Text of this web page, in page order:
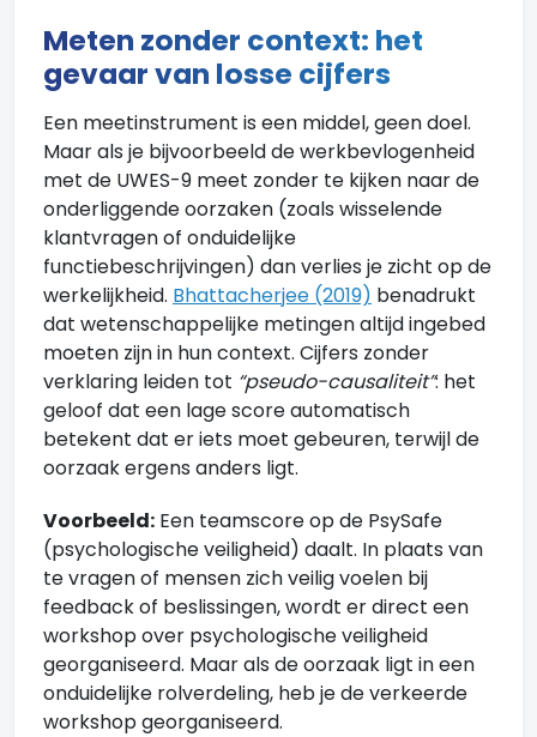
Meten zonder context: het
gevaar van losse cijfers
Een meetinstrument is een middel, geen doel.
Maar als je bijvoorbeeld de werkbevlogenheid
met de UWES-9 meet zonder te kijken naar de
onderliggende oorzaken (zoals wisselende
klantvragen of onduidelijke
functiebeschrijvingen) dan verlies je zicht op de
werkelijkheid. Bhattacherjee (2019) benadrukt
dat wetenschappelijke metingen altijd ingebed
moeten zijn in hun context. Cijfers zonder
verklaring leiden tot “pseudo-causaliteit”: het
geloof dat een lage score automatisch
betekent dat er iets moet gebeuren, terwijl de
oorzaak ergens anders ligt.
Voorbeeld: Een teamscore op de PsySafe
(psychologische veiligheid) daalt. In plaats van
te vragen of mensen zich veilig voelen bij
feedback of beslissingen, wordt er direct een
workshop over psychologische veiligheid
georganiseerd. Maar als de oorzaak ligt in een
onduidelijke rolverdeling, heb je de verkeerde
workshop georganiseerd.